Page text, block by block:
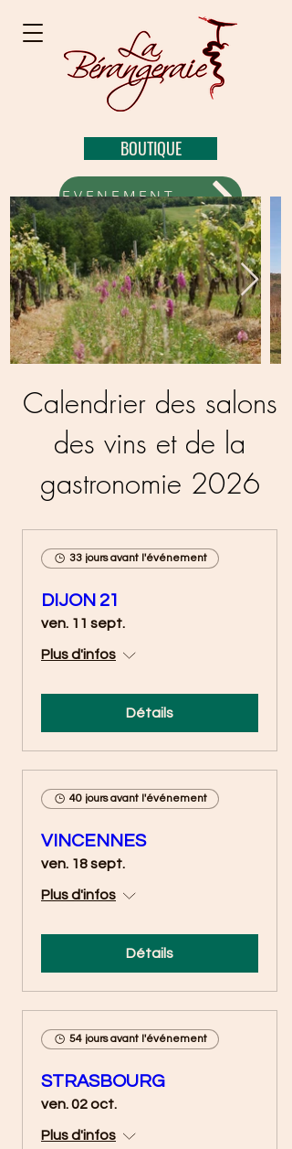
BOUTIQUE
EVENEMENTS A VENIR
Calendrier des salons
des vins et de la
gastronomie 2026
33 jours avant l'événement
DIJON 21
ven. 11 sept.
Plus d'infos
Détails
40 jours avant l'événement
VINCENNES
ven. 18 sept.
Plus d'infos
Détails
54 jours avant l'événement
STRASBOURG
ven. 02 oct.
Plus d'infos